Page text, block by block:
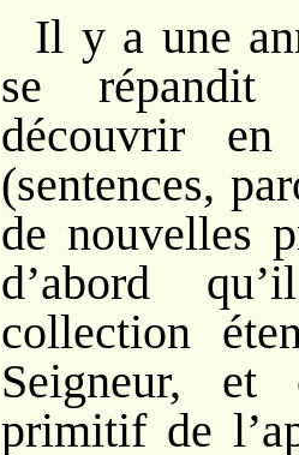
Il y a une
se répandit
découvrir
(sentences,
de nouvelles
d’abord
collection
Seigneur,
primitif de